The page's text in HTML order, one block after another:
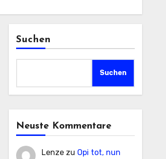
Suchen
Suchen
Neuste Kommentare
Lenzezu Opi tot, nun